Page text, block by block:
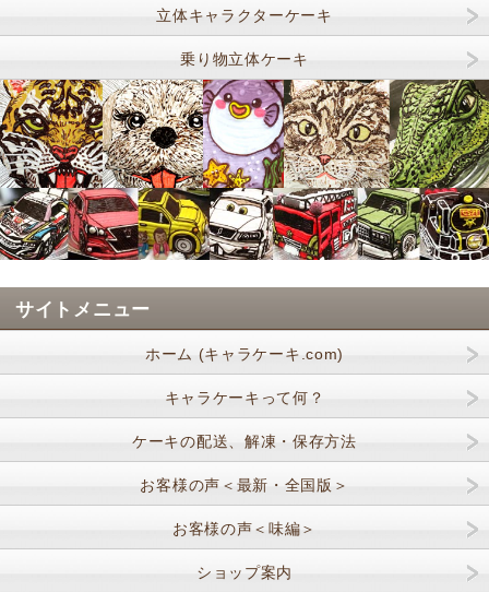
立体キャラクターケーキ
乗り物立体ケーキ
サイトメニュー
ホーム (キャラケーキ.com)
キャラケーキって何？
ケーキの配送、解凍・保存方法
お客様の声＜最新・全国版＞
お客様の声＜味編＞
ショップ案内